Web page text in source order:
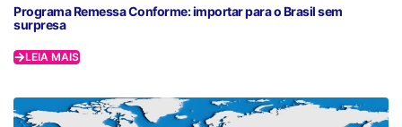
Programa Remessa Conforme: importar para o Brasil sem
surpresa
LEIA MAIS